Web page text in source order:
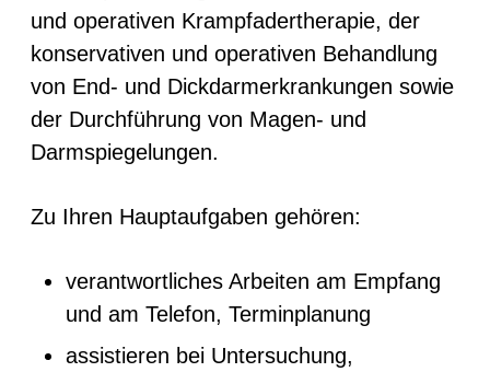
und operativen Krampfadertherapie, der
konservativen und operativen Behandlung
von End- und Dickdarmerkrankungen sowie
der Durchführung von Magen- und
Darmspiegelungen.
Zu Ihren Hauptaufgaben gehören:
verantwortliches Arbeiten am Empfang
und am Telefon, Terminplanung
assistieren bei Untersuchung,